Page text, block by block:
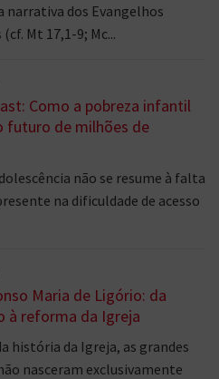
narrativa dos Evangelhos
Mt 17,1-9; Mc...
Como a pobreza infantil
futuro de milhões de
não se resume à falta
na dificuldade de acesso
Maria de Ligório: da
à reforma da Igreja
história da Igreja, as grandes
nasceram exclusivamente